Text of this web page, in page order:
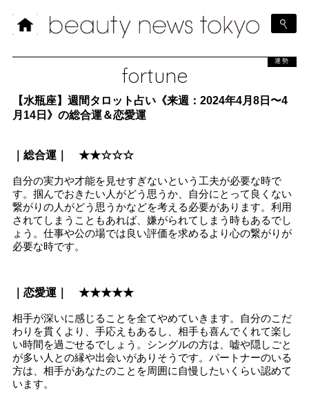
fortune
運勢
【水瓶座】週間タロット占い《来週：2024年4月8日〜4
月14日》の総合運＆恋愛運
｜総合運｜ ★★☆☆☆
自分の実力や才能を見せすぎないという工夫が必要な時で
す。掴んでおきたい人がどう思うか、自分にとって良くない
繋がりの人がどう思うかなどを考える必要があります。利用
されてしまうこともあれば、嫌がられてしまう時もあるでし
ょう。仕事や公の場では良い評価を求めるより心の繋がりが
必要な時です。
｜恋愛運｜ ★★★★★
相手が深いに感じることを全てやめていきます。自分のこだ
わりを貫くより、手応えもあるし、相手も喜んでくれて楽し
い時間を過ごせるでしょう。シングルの方は、嘘や隠しごと
が多い人との縁や出会いがありそうです。パートナーのいる
方は、相手があなたのことを周囲に自慢したいくらい認めて
います。